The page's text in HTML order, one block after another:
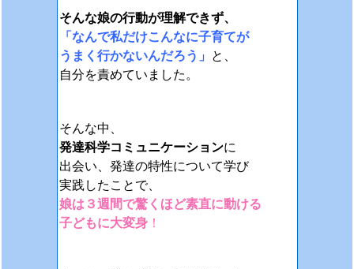
そんな娘の行動が理解できず、
「なんで私だけこんなに子育てが
うまく行かないんだろう」
と、
自分を責めていました。
そんな中、
発達科学コミュニケーションに
出会い、発達の特性について学び
実践したことで、
娘は３週間で驚くほど素直に動ける
子どもに大変身！